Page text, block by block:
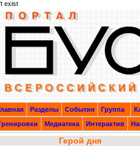
exist
Разделы События Группа
Медиатека Интерактив
Герой дня